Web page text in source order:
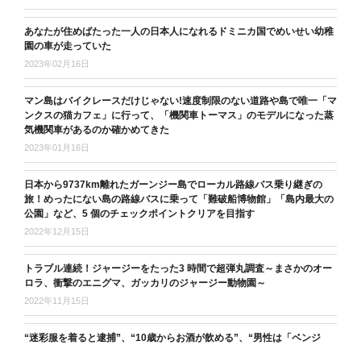
あなたが住めばたった一人の日本人になれるドミニカ国でめいせい幼稚
園の車が走っていた
2023年02月16日
マン島はバイクレースだけじゃない!速度制限のない道路や島で唯一「マ
ンクスの猫カフェ」に行って、「機関車トーマス」のモデルになった蒸
気機関車があるのか確かめてきた
2023年01月16日
日本から9737km離れたガーンジー島でローカル路線バス乗り継ぎの
旅！めったにない島の路線バスに乗って「難破船博物館」「島内最大の
公園」など、5 個のチェックポイントクリアを目指す
2022年12月15日
トラブル連続！ジャージーをたった3 時間で超弾丸調査～まさかのオー
ロラ、衝撃のエニグマ、ガッカリのジャージー動物園～
2022年11月15日
“迷彩服を着ると逮捕”、“10歳からお酒が飲める”、“男性は「ベンジ